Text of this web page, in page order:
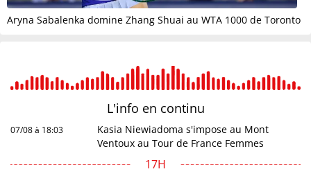
Aryna Sabalenka domine Zhang Shuai au WTA 1000 de Toronto
L'info en continu
07/08 à 18:03
Kasia Niewiadoma s'impose au Mont
Ventoux au Tour de France Femmes
17H